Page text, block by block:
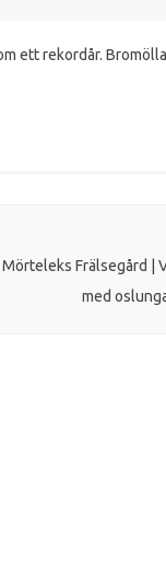
ett rekordår.
Mörteleks Frälsegård |
med